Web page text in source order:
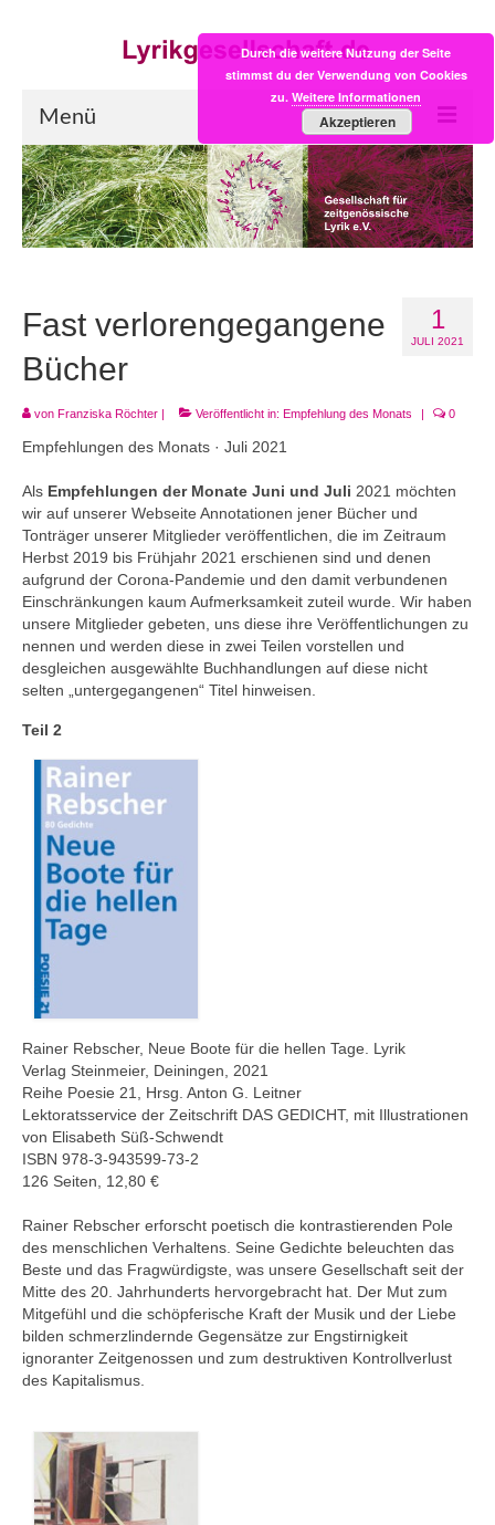
Menü
Start
LYRIK:POST
Einkaufsladen
Empfehlung des Monats
Veranstaltungen
Andenken
Neuerscheinungen von Mitgliedern
Ausschreibungen
Leipziger Lyrikbibliothek
Lyrikschaufenster im Literaturhaus Leipzig
Mitglied werden
1
JULI 2021
Fast verlorengegangene
Bücher
von Franziska Röchter | Veröffentlicht in: Empfehlung des Monats | 0
Empfehlungen des Monats · Juli 2021
Als Empfehlungen der Monate Juni und Juli 2021 möchten
wir auf unserer Webseite Annotationen jener Bücher und
Tonträger unserer Mitglieder veröffentlichen, die im Zeitraum
Herbst 2019 bis Frühjahr 2021 erschienen sind und denen
aufgrund der Corona-Pandemie und den damit verbundenen
Einschränkungen kaum Aufmerksamkeit zuteil wurde. Wir haben
unsere Mitglieder gebeten, uns diese ihre Veröffentlichungen zu
nennen und werden diese in zwei Teilen vorstellen und
desgleichen ausgewählte Buchhandlungen auf diese nicht
selten „untergegangenen“ Titel hinweisen.
Teil 2
Rainer Rebscher, Neue Boote für die hellen Tage. Lyrik
Verlag Steinmeier, Deiningen, 2021
Reihe Poesie 21, Hrsg. Anton G. Leitner
Lektoratsservice der Zeitschrift DAS GEDICHT, mit Illustrationen
von Elisabeth Süß-Schwendt
ISBN 978-3-943599-73-2
126 Seiten, 12,80 €
Rainer Rebscher erforscht poetisch die kontrastierenden Pole
des menschlichen Verhaltens. Seine Gedichte beleuchten das
Beste und das Fragwürdigste, was unsere Gesellschaft seit der
Mitte des 20. Jahrhunderts hervorgebracht hat. Der Mut zum
Mitgefühl und die schöpferische Kraft der Musik und der Liebe
bilden schmerzlindernde Gegensätze zur Engstirnigkeit
ignoranter Zeitgenossen und zum destruktiven Kontrollverlust
des Kapitalismus.
Durch die weitere Nutzung der Seite
stimmst du der Verwendung von Cookies
zu. Weitere Informationen
Akzeptieren